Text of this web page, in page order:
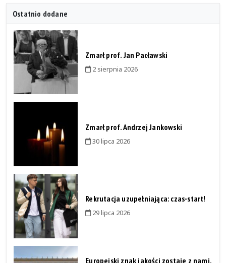
Ostatnio dodane
Zmarł prof. Jan Pacławski
2 sierpnia 2026
Zmarł prof. Andrzej Jankowski
30 lipca 2026
Rekrutacja uzupełniająca: czas-start!
29 lipca 2026
Europejski znak jakości zostaje z nami.